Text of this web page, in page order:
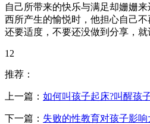
自己所带来的快乐与满足却姗姗
西所产生的愉悦时，他担心自己
还要适度，不要还没做到分享，就
12
推荐：
上一篇： 如何叫孩子起床?叫醒孩
下一篇： 失败的性教育对孩子影响